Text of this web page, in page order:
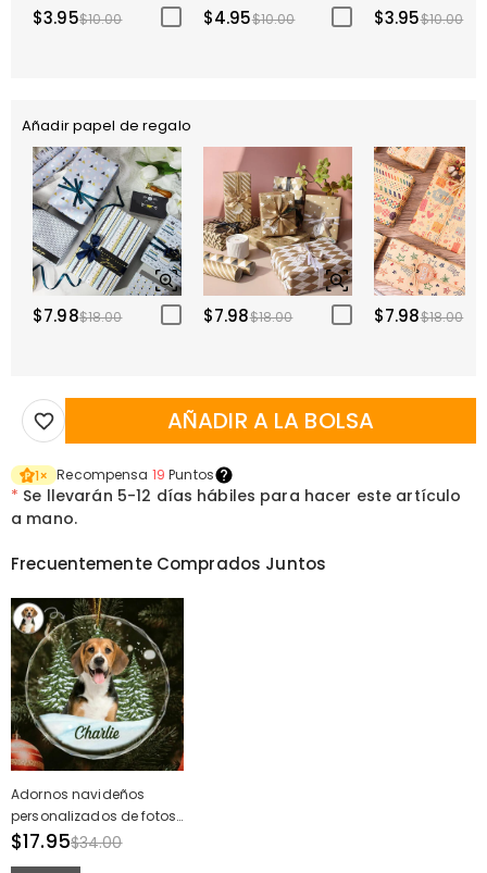
$3.95$10.00 $4.95$10.00 $3.95$10.00
Añadir papel de regalo
$7.98$18.00 $7.98$18.00 $7.98$18.00
AÑADIR A LA BOLSA
1× Recompensa 19 Puntos
* Se llevarán 5-12 días hábiles para hacer este artículo
a mano.
Frecuentemente Comprados Juntos
Adornos navideños
personalizados de fotos
de mascotas de
$17.95$34.00